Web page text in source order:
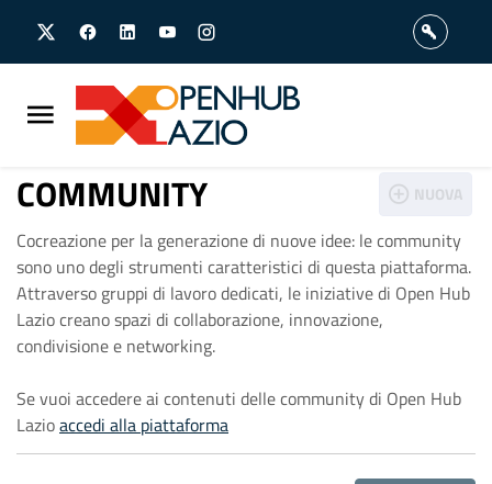
contenuto
principale
footer
T
u
t
t
e
COMMUNITY NUOVA
Cocreazione per la generazione di nuove idee: le community
sono uno degli strumenti caratteristici di questa piattaforma.
Attraverso gruppi di lavoro dedicati, le iniziative di Open Hub
Lazio creano spazi di collaborazione, innovazione,
condivisione e networking.
Se vuoi accedere ai contenuti delle community di Open Hub
Lazioaccedi alla piattaforma